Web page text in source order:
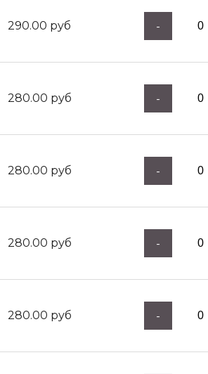
290.00 руб -
280.00 руб -
280.00 руб -
280.00 руб -
280.00 руб -